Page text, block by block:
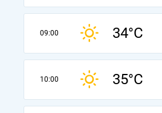
09:00 34°C
10:00 35°C